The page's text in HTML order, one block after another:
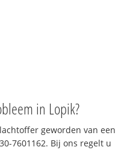
in Lopik?
geworden van een
7601162. Bij ons regelt u